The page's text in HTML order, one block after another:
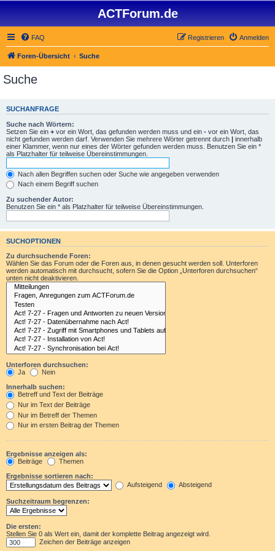
ACTForum.de
FAQ Anmelden
Registrieren
Foren-Übersicht Suche
Suche
SUCHANFRAGE
Suche nach Wörtern:
Setzen Sie ein + vor ein Wort, das gefunden werden muss und ein - vor ein Wort, das
nicht gefunden werden darf. Verwenden Sie mehrere Wörter getrennt durch | innerhalb
einer Klammer, wenn nur eines der Wörter gefunden werden muss. Benutzen Sie ein *
als Platzhalter für teilweise Übereinstimmungen.
Nach allen Begriffen suchen oder Suche wie angegeben verwenden
Nach einem Begriff suchen
Zu suchender Autor:
Benutzen Sie ein * als Platzhalter für teilweise Übereinstimmungen.
SUCHOPTIONEN
Zu durchsuchende Foren:
Wählen Sie das Forum oder die Foren aus, in denen gesucht werden soll. Unterforen
werden automatisch mit durchsucht, sofern Sie die Option „Unterforen durchsuchen“
unten nicht deaktivieren.
Unterforen durchsuchen:
Ja
Nein
Innerhalb suchen:
Betreff und Text der Beiträge
Nur im Text der Beiträge
Nur im Betreff der Themen
Nur im ersten Beitrag der Themen
Ergebnisse anzeigen als:
Beiträge
Themen
Ergebnisse sortieren nach:
Aufsteigend
Absteigend
Suchzeitraum begrenzen:
Die ersten:
Stellen Sie 0 als Wert ein, damit der komplette Beitrag angezeigt wird.
Zeichen der Beiträge anzeigen